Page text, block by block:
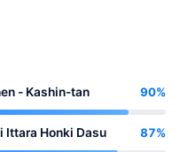
- Kashin-tan 90%
Ittara Honki Dasu 87%